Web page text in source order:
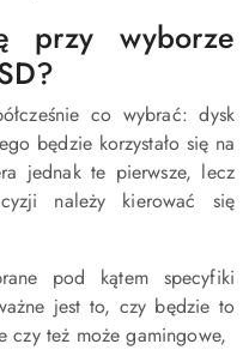
przy wyborze
co wybrać: dysk
będzie korzystało się na
jednak te pierwsze, lecz
należy kierować się
pod kątem specyfiki
jest to, czy będzie to
czy też może gamingowe,